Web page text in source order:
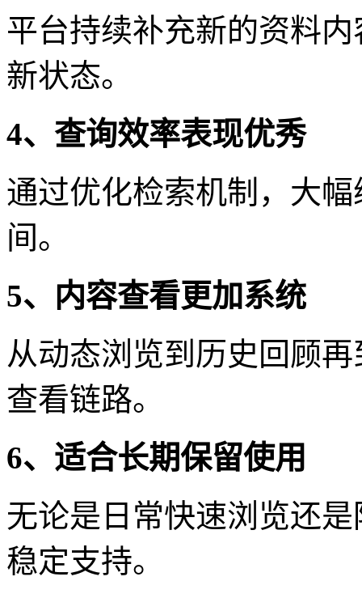
平台持续补充新的资料
新状态。
4、查询效率表现优秀
通过优化检索机制，大
间。
5、内容查看更加系统
从动态浏览到历史回顾
查看链路。
6、适合长期保留使用
无论是日常快速浏览还
稳定支持。